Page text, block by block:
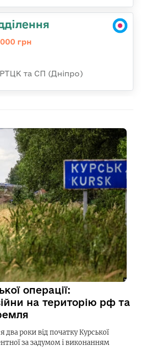
грн
РТЦК та СП (Дніпро)
операції:
на територію рф та
два роки від початку Курської
за задумом і виконанням